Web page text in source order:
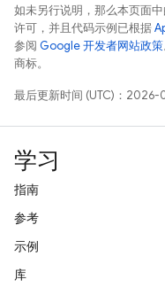
如未另行说明，那么本页面
许可，并且代码示例已根据
参阅 Google 开发者网站政策
商标。
最后更新时间 (UTC)：2026-
学习
指南
参考
示例
库